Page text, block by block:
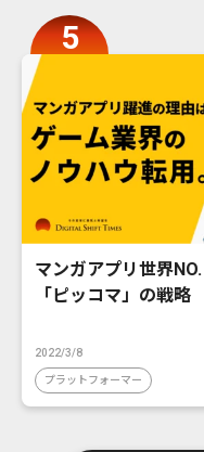
マンガアプリ世界
「ピッコマ」の戦略
2022/3/8
プラットフォーマー